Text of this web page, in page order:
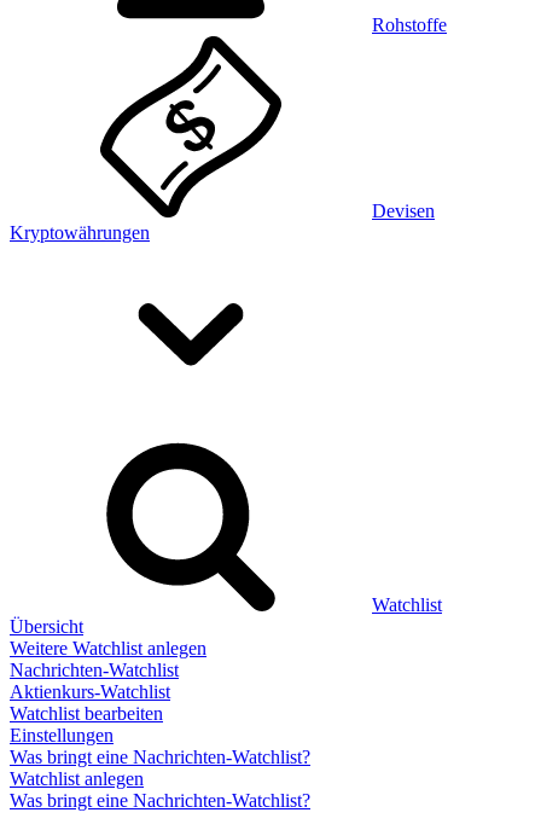
Rohstoffe
Devisen
Kryptowährungen
Watchlist
Übersicht
Weitere Watchlist anlegen
Nachrichten-Watchlist
Aktienkurs-Watchlist
Watchlist bearbeiten
Einstellungen
Was bringt eine Nachrichten-Watchlist?
Watchlist anlegen
Was bringt eine Nachrichten-Watchlist?